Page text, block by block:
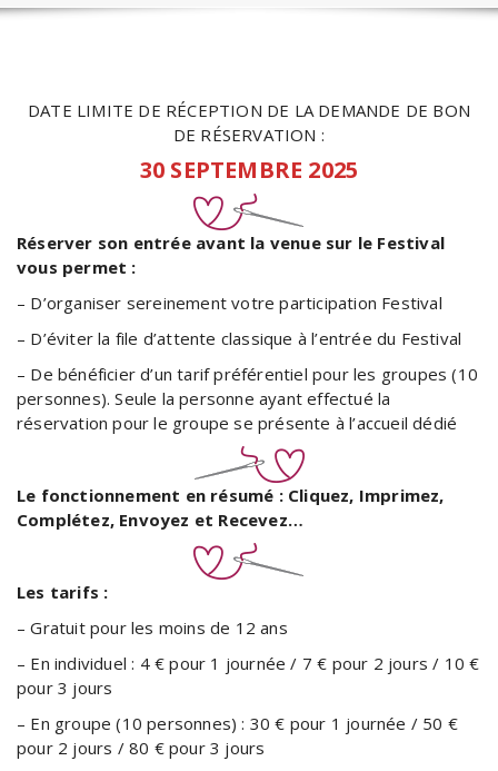
DATE LIMITE DE RÉCEPTION DE LA DEMANDE DE BON
DE RÉSERVATION :
30 SEPTEMBRE 2025
Réserver son entrée avant la venue sur le Festival
vous permet :
– D’organiser sereinement votre participation Festival
– D’éviter la file d’attente classique à l’entrée du Festival
– De bénéficier d’un tarif préférentiel pour les groupes (10
personnes). Seule la personne ayant effectué la
réservation pour le groupe se présente à l’accueil dédié
Le fonctionnement en résumé : Cliquez, Imprimez,
Complétez, Envoyez et Recevez…
Les tarifs :
– Gratuit pour les moins de 12 ans
– En individuel : 4 € pour 1 journée / 7 € pour 2 jours / 10 €
pour 3 jours
– En groupe (10 personnes) : 30 € pour 1 journée / 50 €
pour 2 jours / 80 € pour 3 jours